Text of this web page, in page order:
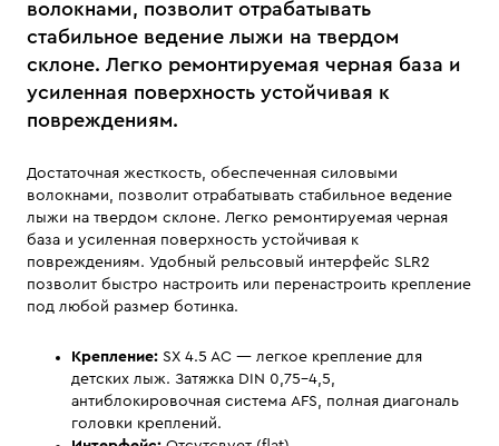
волокнами, позволит отрабатывать
стабильное ведение лыжи на твердом
склоне. Легко ремонтируемая черная база и
усиленная поверхность устойчивая к
повреждениям.
Достаточная жесткость, обеспеченная силовыми
волокнами, позволит отрабатывать стабильное ведение
лыжи на твердом склоне. Легко ремонтируемая черная
база и усиленная поверхность устойчивая к
повреждениям. Удобный рельсовый интерфейс SLR2
позволит быстро настроить или перенастроить крепление
под любой размер ботинка.
Крепление: SX 4.5 AC — легкое крепление для
детских лыж. Затяжка DIN 0,75-4,5,
антиблокировочная система AFS, полная диагональ
головки креплений.